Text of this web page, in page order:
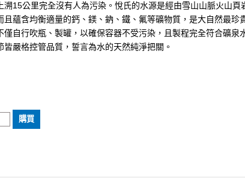
溯15公里完全沒有人為污染。悅氏的水源是經由雪山山脈火山頁
且蘊含均衡適量的鈣、鎂、鈉、鐵、氟等礦物質，是大自然最珍
僅自行吹瓶、製罐，以確保容器不受污染，且製程完全符合礦泉
皆嚴格控管品質，誓言為水的天然純淨把關。